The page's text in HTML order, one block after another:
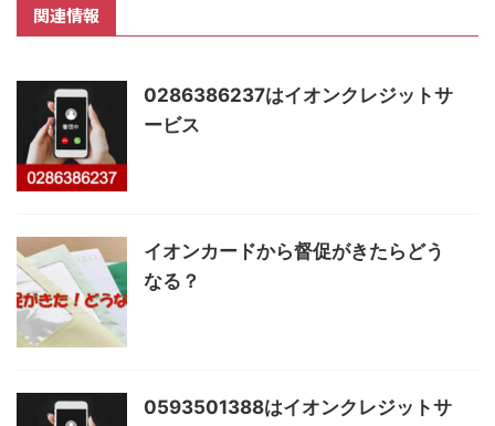
関連情報
0286386237はイオンクレジットサ
ービス
イオンカードから督促がきたらどう
なる？
0593501388はイオンクレジットサ